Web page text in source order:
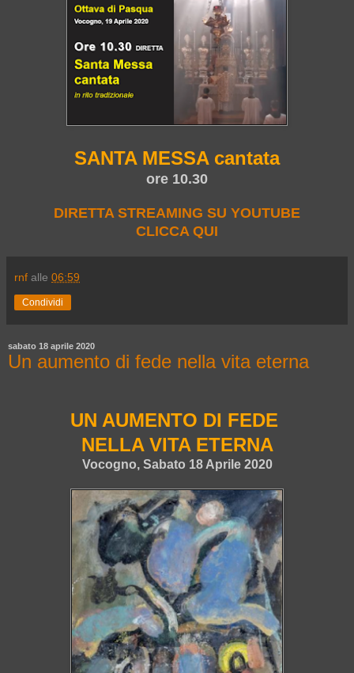
SANTA MESSA cantata
ore 10.30
DIRETTA STREAMING SU YOUTUBE
CLICCA QUI
rnf alle 06:59
Condividi
sabato 18 aprile 2020
Un aumento di fede nella vita eterna
UN AUMENTO DI FEDE
NELLA VITA ETERNA
Vocogno, Sabato 18 Aprile 2020